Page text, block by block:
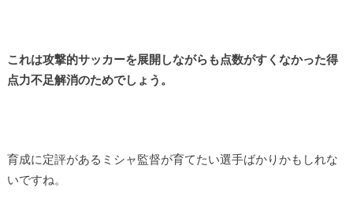
これは攻撃的サッカーを展開しながらも点数がすくなかった得
点力不足解消のためでしょう。
育成に定評があるミシャ監督が育てたい選手ばかりかもしれな
いですね。